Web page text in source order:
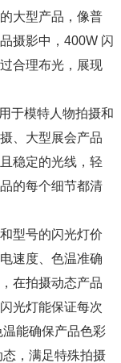
大型产品，像普
摄影中，400W 闪
合理布光，展现
于模特人物拍摄和
、大型展会产品
稳定的光线，轻
的每个细节都清
型号的闪光灯价
速度、色温准确
在拍摄动态产品
光灯能保证每次
能确保产品色彩
，满足特殊拍摄